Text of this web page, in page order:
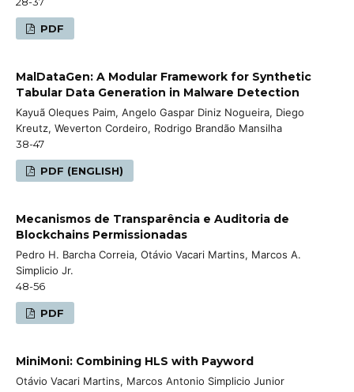
PDF
MalDataGen: A Modular Framework for Synthetic
Tabular Data Generation in Malware Detection
Kayuã Oleques Paim, Angelo Gaspar Diniz Nogueira, Diego
Kreutz, Weverton Cordeiro, Rodrigo Brandão Mansilha
38-47
PDF (ENGLISH)
Mecanismos de Transparência e Auditoria de
Blockchains Permissionadas
Pedro H. Barcha Correia, Otávio Vacari Martins, Marcos A.
Simplicio Jr.
48-56
PDF
MiniMoni: Combining HLS with Payword
Otávio Vacari Martins, Marcos Antonio Simplicio Junior